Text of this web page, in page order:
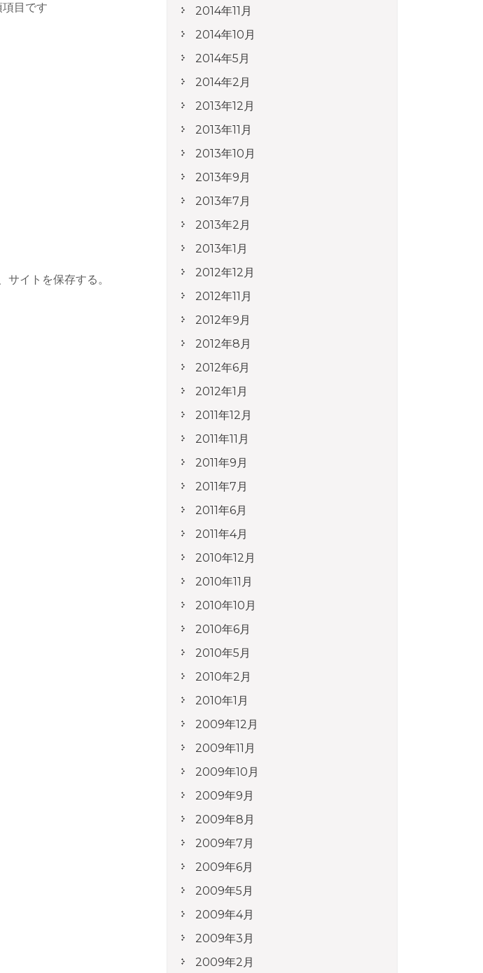
目です
イトを保存する。
2014年11月
2014年10月
2014年5月
2014年2月
2013年12月
2013年11月
2013年10月
2013年9月
2013年7月
2013年2月
2013年1月
2012年12月
2012年11月
2012年9月
2012年8月
2012年6月
2012年1月
2011年12月
2011年11月
2011年9月
2011年7月
2011年6月
2011年4月
2010年12月
2010年11月
2010年10月
2010年6月
2010年5月
2010年2月
2010年1月
2009年12月
2009年11月
2009年10月
2009年9月
2009年8月
2009年7月
2009年6月
2009年5月
2009年4月
2009年3月
2009年2月